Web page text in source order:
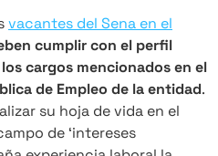
vacantes del Sena en el
cumplir con el perfil
cargos mencionados en el
de Empleo de la entidad.
su hoja de vida en el
de ‘intereses